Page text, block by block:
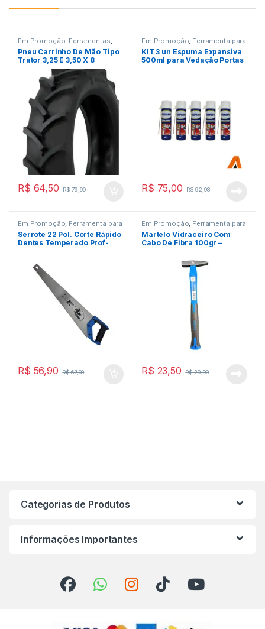
Em Promoção, Ferramentas,
Ferramentas de Transporte
Pneu Carrinho De Mão Tipo
Trator 3,25 E 3,50 X 8
R$ 64,50 R$79,90
Em Promoção, Ferramenta para
Construção Civil Ferramentas
KIT 3 un Espuma Expansiva
500ml para Vedação Portas
R$ 75,00 R$92,98
Em Promoção Ferramenta para
Construção Civil Ferramentas
Serrote 22 Pol. Corte Rápido
Dentes Temperado Prof-
R$ 56,90 R$67,00
Em Promoção Ferramenta para
Construção Civil Ferramentas
Martelo Vidraceiro Com
Cabo De Fibra 100gr –
R$ 23,50 R$29,90
Categorias de Produtos
Informações Importantes